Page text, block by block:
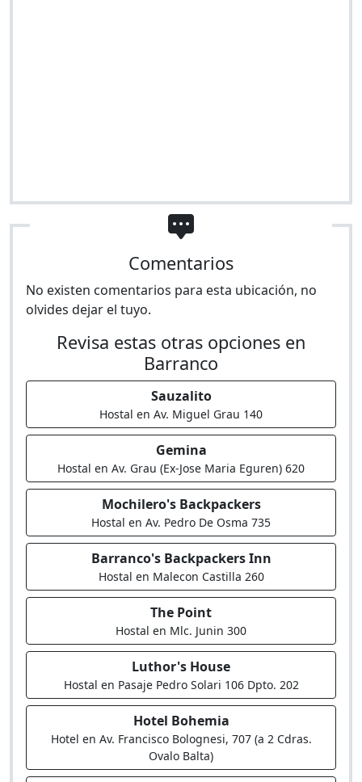
Comentarios
No existen comentarios para esta ubicación, no
olvides dejar el tuyo.
Revisa estas otras opciones en
Barranco
Sauzalito
Hostal en Av. Miguel Grau 140
Gemina
Hostal en Av. Grau (Ex-Jose Maria Eguren) 620
Mochilero's Backpackers
Hostal en Av. Pedro De Osma 735
Barranco's Backpackers Inn
Hostal en Malecon Castilla 260
The Point
Hostal en Mlc. Junin 300
Luthor's House
Hostal en Pasaje Pedro Solari 106 Dpto. 202
Hotel Bohemia
Hotel en Av. Francisco Bolognesi, 707 (a 2 Cdras.
Ovalo Balta)